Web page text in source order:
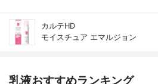
カルテHD
モイスチュア エマルジョン
乳液おすすめランキング